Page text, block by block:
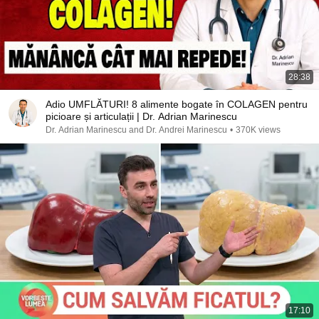
28:38
Adio UMFLĂTURI! 8 alimente bogate în COLAGEN pentru
picioare și articulații | Dr. Adrian Marinescu
Dr. Adrian Marinescu and Dr. Andrei Marinescu • 370K views
17:10